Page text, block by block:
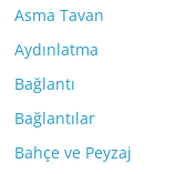
Asma Tavan
Aydınlatma
Bağlantı
Bağlantılar
Bahçe ve Peyzaj